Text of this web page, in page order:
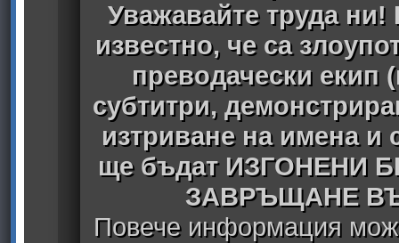
Уважавайте труда ни!
известно, че са
преводачески екип
субтитри,
изтриване на имена
ще бъдат ИЗГОНЕНИ
ЗАВРЪЩАНЕ
Повече информация